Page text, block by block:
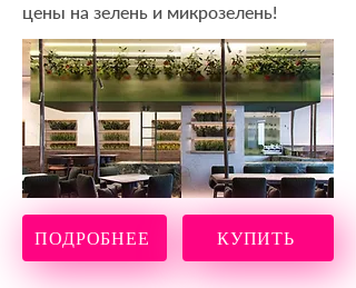
цены на зелень и микрозелень!
ПОДРОБНЕЕ КУПИТЬ